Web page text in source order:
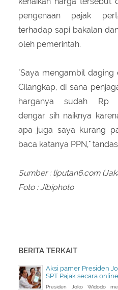
pengenaan pajak
terhadap sapi bakalan
oleh pemerintah.
"Saya mengambil
Cilangkap, di sana
harganya sudah Rp
dengar sih naiknya
apa juga saya kurang
baca katanya PPN,"
Sumber : liputan6.com
Foto : Jibiphoto
BERITA TERKAIT
Aksi pamer Presiden
SPT Pajak secara online
Presiden Joko Widodo